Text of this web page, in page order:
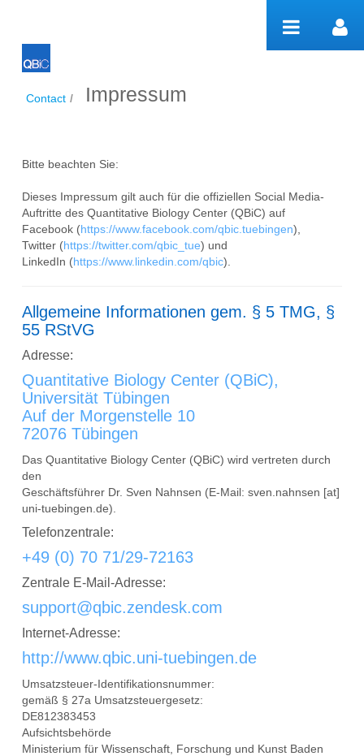
Impressum
Contact / Impressum
Bitte beachten Sie:
Dieses Impressum gilt auch für die offiziellen Social Media-
Auftritte des Quantitative Biology Center (QBiC) auf
Facebook (https://www.facebook.com/qbic.tuebingen),
Twitter (https://twitter.com/qbic_tue) und
LinkedIn (https://www.linkedin.com/qbic).
Allgemeine Informationen gem. § 5 TMG, §
55 RStVG
Adresse:
Quantitative Biology Center (QBiC),
Universität Tübingen
Auf der Morgenstelle 10
72076 Tübingen
Das Quantitative Biology Center (QBiC) wird vertreten durch
den
Geschäftsführer Dr. Sven Nahnsen (E-Mail: sven.nahnsen [at]
uni-tuebingen.de).
Telefonzentrale:
+49 (0) 70 71/29-72163
Zentrale E-Mail-Adresse:
support@qbic.zendesk.com
Internet-Adresse:
http://www.qbic.uni-tuebingen.de
Umsatzsteuer-Identifikationsnummer:
gemäß § 27a Umsatzsteuergesetz:
DE812383453
Aufsichtsbehörde
Ministerium für Wissenschaft, Forschung und Kunst Baden